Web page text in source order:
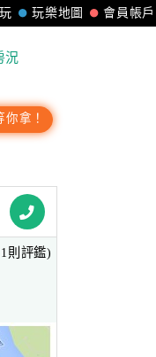
會員帳戶
玩樂地圖
況
拿！
則評鑑)